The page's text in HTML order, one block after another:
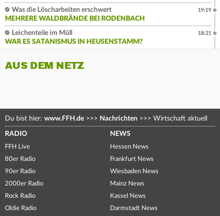
Was die Löscharbeiten erschwert
MEHRERE WALDBRÄNDE BEI RODENBACH
19:19
Leichenteile im Müll
WAR ES SATANISMUS IN HEUSENSTAMM?
18:21
AUS DEM NETZ
Du bist hier: www.FFH.de >>> Nachrichten >>> Wirtschaft aktuell
RADIO
FFH Live
80er Radio
90er Radio
2000er Radio
Rock Radio
Oldie Radio
NEWS
Hessen News
Frankfurt News
Wiesbaden News
Mainz News
Kassel News
Darmstadt News